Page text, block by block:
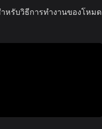
หรับวิธีการทำงานของโหมด